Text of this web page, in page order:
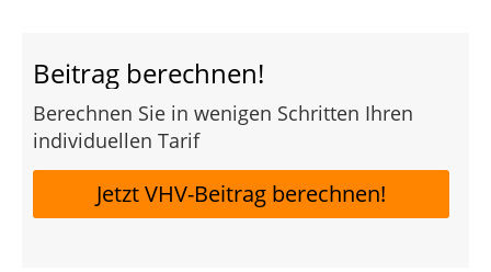
Beitrag berechnen!
Berechnen Sie in wenigen Schritten Ihren
individuellen Tarif
Jetzt VHV-Beitrag berechnen!